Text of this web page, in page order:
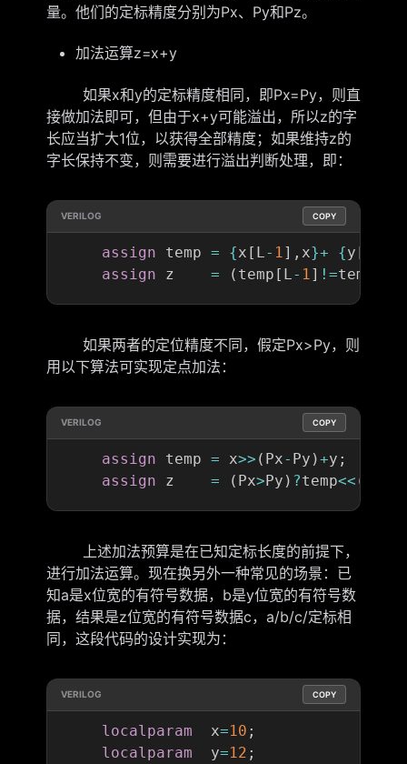
量。他们的定标精度分别为Px、Py和Pz。
加法运算z=x+y
如果x和y的定标精度相同，即Px=Py，则直
接做加法即可，但由于x+y可能溢出，所以z的字
长应当扩大1位，以获得全部精度；如果维持z的
字长保持不变，则需要进行溢出判断处理，即：
VERILOG COPY
assign temp = {x [ L - 1 ] , x}+ {y [
assign z = ( temp [ L - 1 ] !=temp
如果两者的定位精度不同，假定Px>Py，则
用以下算法可实现定点加法：
VERILOG COPY
assign temp = x>> ( Px- Py )+y ;
assign z = ( Px>Py ) ?temp<< (
上述加法预算是在已知定标长度的前提下，
进行加法运算。现在换另外一种常见的场景：已
知a是x位宽的有符号数据，b是y位宽的有符号数
据，结果是z位宽的有符号数据c，a/b/c/定标相
同，这段代码的设计实现为：
VERILOG COPY
localparam
  x
=10 ;
localparam
  y
=12 ;